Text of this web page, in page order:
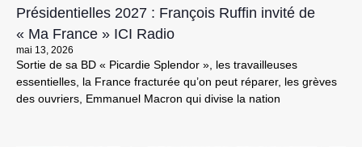
Présidentielles 2027 : François Ruffin invité de
« Ma France » ICI Radio
mai 13, 2026
Sortie de sa BD « Picardie Splendor », les travailleuses
essentielles, la France fracturée qu’on peut réparer, les grèves
des ouvriers, Emmanuel Macron qui divise la nation